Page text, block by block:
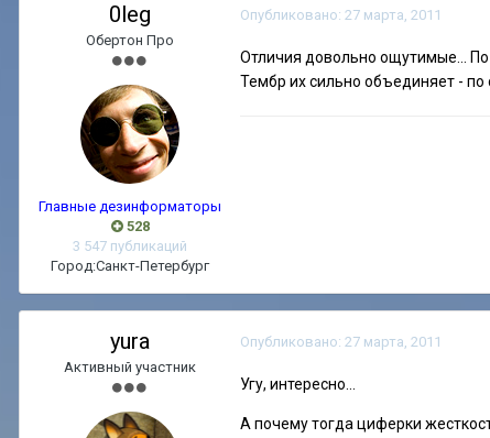
0leg
Обертон Про
Главные дезинформаторы
528
3 547 публикаций
Город:Санкт-Петербург
Опубликовано: 27 марта, 2011
Отличия довольно ощутимые... По
Тембр их сильно объединяет - по
yura
Активный участник
Опубликовано: 27 марта, 2011
Угу, интересно...
А почему тогда циферки